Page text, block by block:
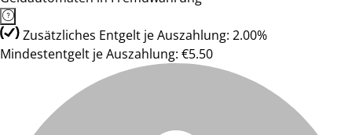
Zusätzliches Entgelt je Auszahlung: 2.00%
Mindestentgelt je Auszahlung: €5.50